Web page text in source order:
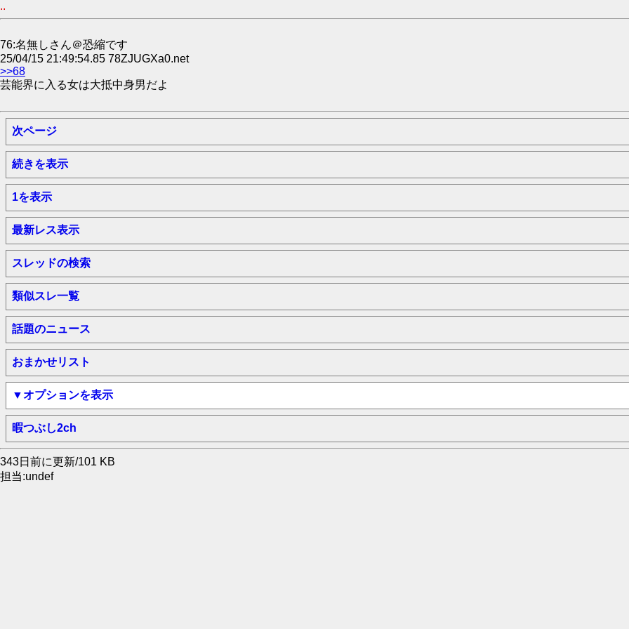
..
76:名無しさん＠恐縮です
25/04/15 21:49:54.85 78ZJUGXa0.net
>>68
芸能界に入る女は大抵中身男だよ
次ページ
続きを表示
1を表示
最新レス表示
スレッドの検索
類似スレ一覧
話題のニュース
おまかせリスト
▼オプションを表示
暇つぶし2ch
343日前に更新/101 KB
担当:undef